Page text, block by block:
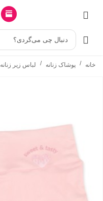
دنبال چی می‌گردی؟
خانه / پوشاک زنانه / لباس زیر زنانه